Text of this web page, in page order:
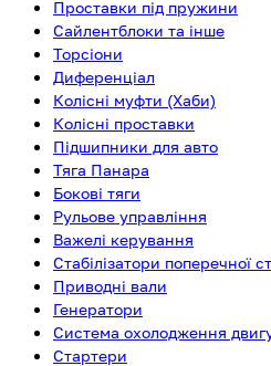
Проставки під пружини
Сайлентблоки та інше
Торсіони
Диференціал
Колісні муфти (Хаби)
Колісні проставки
Підшипники для авто
Тяга Панара
Бокові тяги
Рульове управління
Важелі керування
Стабілізатори поперечної
Приводні вали
Генератори
Система охолодження
Стартери